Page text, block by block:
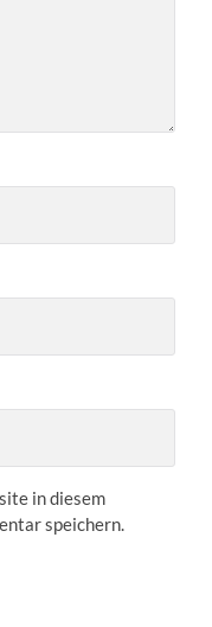
in diesem
speichern.